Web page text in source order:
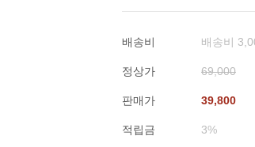
배송비 배송비
정상가 69,000
판매가 39,800
적립금 3%